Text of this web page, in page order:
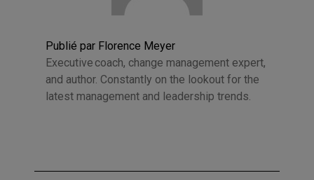
Publié par Florence Meyer
Executive coach, change management expert,
and author. Constantly on the lookout for the
latest management and leadership trends.